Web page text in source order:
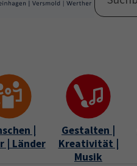
|
| Länder
Gestalten |
Kreativität |
Musik